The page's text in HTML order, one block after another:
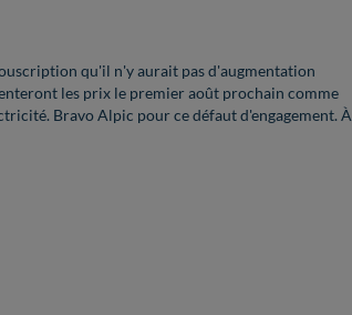
qu'il n'y aurait pas d'augmentation
les prix le premier août prochain comme
Bravo Alpic pour ce défaut d'engagement. À